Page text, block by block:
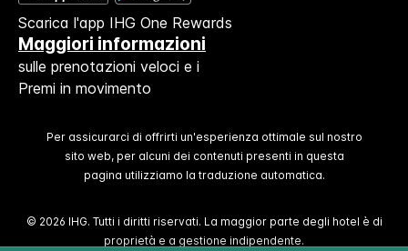
Scarica l'app IHG One Rewards
Maggiori informazioni
sulle prenotazioni veloci e i
Premi in movimento
Per assicurarci di offrirti un'esperienza ottimale sul nostro
sito web, per alcuni dei contenuti presenti in questa
pagina utilizziamo la traduzione automatica.
© 2026 IHG. Tutti i diritti riservati. La maggior parte degli hotel è di
proprietà e a gestione indipendente.